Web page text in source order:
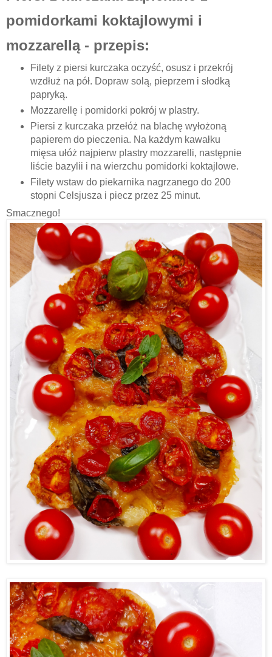
pomidorkami koktajlowymi i
mozzarellą - przepis:
Filety z piersi kurczaka oczyść, osusz i przekrój
wzdłuż na pół. Dopraw solą, pieprzem i słodką
papryką.
Mozzarellę i pomidorki pokrój w plastry.
Piersi z kurczaka przełóż na blachę wyłożoną
papierem do pieczenia. Na każdym kawałku
mięsa ułóż najpierw plastry mozzarelli, następnie
liście bazylii i na wierzchu pomidorki koktajlowe.
Filety wstaw do piekarnika nagrzanego do 200
stopni Celsjusza i piecz przez 25 minut.
Smacznego!